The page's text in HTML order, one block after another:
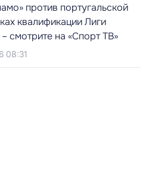
против португальской
квалификации Лиги
смотрите на «Спорт ТВ»
08:31